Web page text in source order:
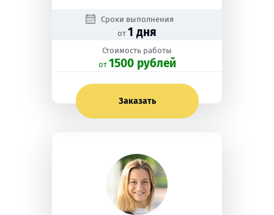
Сроки выполнения
от 1 дня
Стоимость работы
oт 1500 рублей
Заказать